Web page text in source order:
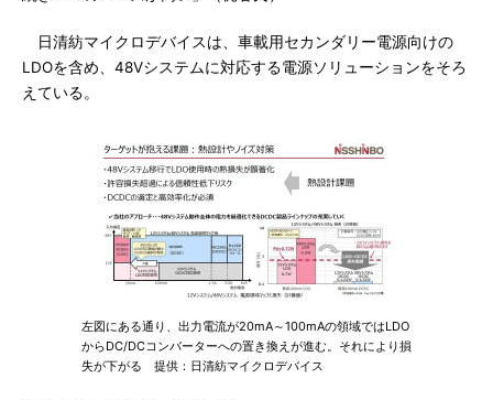
日清紡マイクロデバイスは、車載用セカンダリー電源向けの
LDOを含め、48Vシステムに対応する電源ソリューションをそろ
えている。
左図にある通り、出力電流が20mA～100mAの領域ではLDO
からDC/DCコンバーターへの置き換えが進む。それにより損
失が下がる 提供：日清紡マイクロデバイス